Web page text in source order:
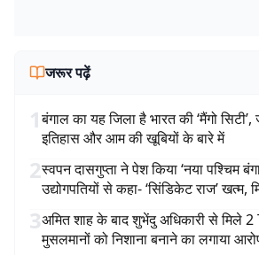
जरूर पढ़ें
1बंगाल का यह जिला है भारत की ‘मैंगो
इतिहास और आम की खूबियों के बारे में
2स्वपन दासगुप्ता ने पेश किया ‘नया पश्चिम
उद्योगपतियों से कहा- ‘सिंडिकेट राज’ खत्म,
3अमित शाह के बाद शुभेंदु अधिकारी से मिले
मुसलमानों को निशाना बनाने का लगाया